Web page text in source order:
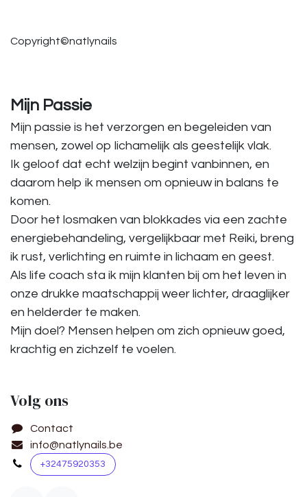
Copyright©natlynails
Mijn Passie
Mijn passie is het verzorgen en begeleiden van
mensen, zowel op lichamelijk als geestelijk vlak.
Ik geloof dat echt welzijn begint vanbinnen, en
daarom help ik mensen om opnieuw in balans te
komen.
Door het losmaken van blokkades via een zachte
energiebehandeling, vergelijkbaar met Reiki, breng
ik rust, verlichting en ruimte in lichaam en geest.
Als life coach sta ik mijn klanten bij om het leven in
onze drukke maatschappij weer lichter, draaglijker
en helderder te maken.
Mijn doel? Mensen helpen om zich opnieuw goed,
krachtig en zichzelf te voelen.
Volg ons
Contact
info@natlynails.be
+32475920353